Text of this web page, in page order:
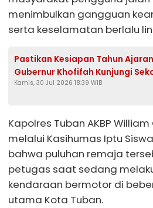
menimbulkan gangguan
serta keselamatan berlalu
Pastikan Kesiapan Tahun
Gubernur Khofifah Kunjungi
Di Tuban
Kamis, 30 Jul 2026 18:39 WIB
Kapolres Tuban AKBP
melalui Kasihumas Iptu
bahwa puluhan remaja
petugas saat sedang
kendaraan bermotor di
utama Kota Tuban.